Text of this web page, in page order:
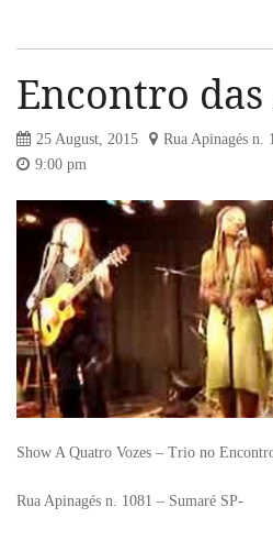
Encontro
25 August, 2015
Rua Apinagés n.
9:00 pm
Show A Quatro Vozes – Trio no
Rua Apinagés n. 1081 – Sumaré SP-